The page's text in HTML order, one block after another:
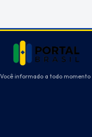
Você informado a todo momento